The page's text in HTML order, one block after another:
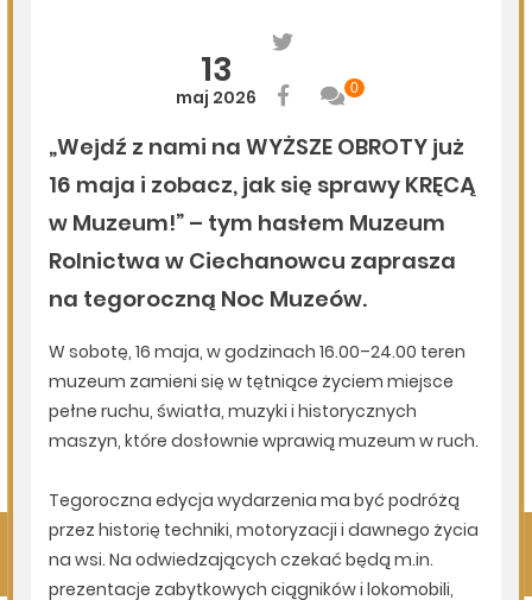
Po raz 35. w Mielniku odbędą się Muzyczne Dialogi nad
Bugiem
Trud drogi i siła wspólnoty. Szósty dzień Pieszej
Pielgrzymki Drohiczyńskiej na Jasną Górę
06.08.2026 Podlasie24
Milejczyce przyciągają tłumy. Poznaj program nabożeństw
/AUDIO/
Pokaż więcej
Kliknij, by wyświetlić wszystkie artykuły